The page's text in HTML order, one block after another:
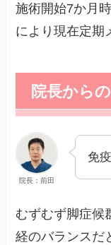
施術開始7か月
により現在定期
院長から
院長：前田
免
むずむず脚症候
経のバランスだ